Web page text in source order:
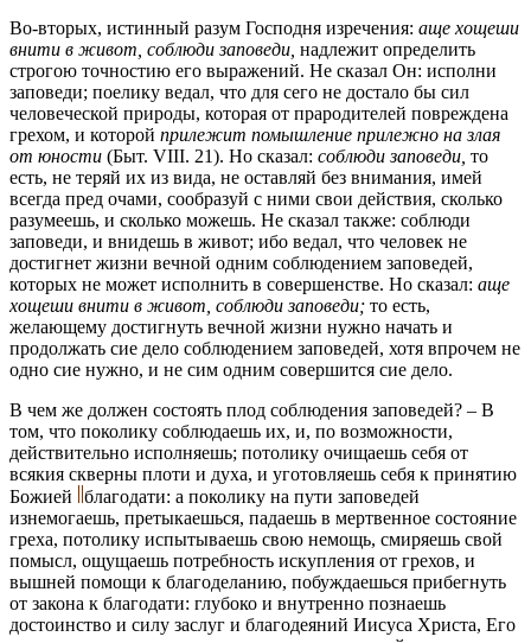
Во-вторых, истинный разум Господня изречения: аще хощеши
внити в живот, соблюди заповеди, надлежит определить
строгою точностию его выражений. Не сказал Он: исполни
заповеди; поелику ведал, что для сего не достало бы сил
человеческой природы, которая от прародителей повреждена
грехом, и которой прилежит помышление прилежно на злая
от юности (Быт. VIII. 21). Но сказал: соблюди заповеди, то
есть, не теряй их из вида, не оставляй без внимания, имей
всегда пред очами, сообразуй с ними свои действия, сколько
разумеешь, и сколько можешь. Не сказал также: соблюди
заповеди, и внидешь в живот; ибо ведал, что человек не
достигнет жизни вечной одним соблюдением заповедей,
которых не может исполнить в совершенстве. Но сказал: аще
хощеши внити в живот, соблюди заповеди; то есть,
желающему достигнуть вечной жизни нужно начать и
продолжать сие дело соблюдением заповедей, хотя впрочем не
одно сие нужно, и не сим одним совершится сие дело.
В чем же должен состоять плод соблюдения заповедей? – В
том, что поколику соблюдаешь их, и, по возможности,
действительно исполняешь; потолику очищаешь себя от
всякия скверны плоти и духа, и уготовляешь себя к принятию
Божией
благодати: а поколику на пути заповедей
изнемогаешь, претыкаешься, падаешь в мертвенное состояние
греха, потолику испытываешь свою немощь, смиряешь свой
помысл, ощущаешь потребность искупления от грехов, и
вышней помощи к благоделанию, побуждаешься прибегнуть
от закона к благодати: глубоко и внутренно познаешь
достоинство и силу заслуг и благодеяний Иисуса Христа, Его